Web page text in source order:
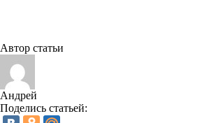
Автор статьи
Андрей
Поделись статьей: